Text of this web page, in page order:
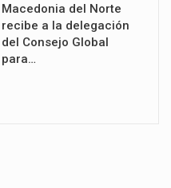
Macedonia del Norte
recibe a la delegación
del Consejo Global
para…